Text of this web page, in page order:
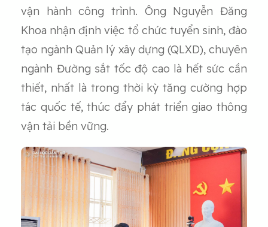
vận hành công trình. Ông Nguyễn Đăng
Khoa nhận định việc tổ chức tuyển sinh, đào
tạo ngành Quản lý xây dựng (QLXD), chuyên
ngành Đường sắt tốc độ cao là hết sức cần
thiết, nhất là trong thời kỳ tăng cường hợp
tác quốc tế, thúc đẩy phát triển giao thông
vận tải bền vững.